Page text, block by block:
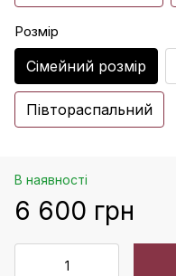
Розмір
Сімейний розмір
Півтораспальний
В наявності
6 600 грн